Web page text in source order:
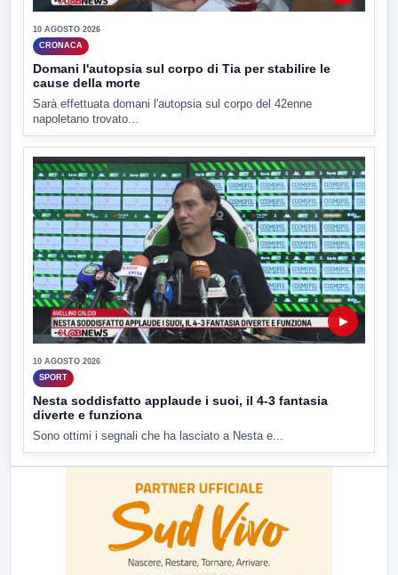
10 AGOSTO 2026
CRONACA
Domani l'autopsia sul corpo di Tia per stabilire le
cause della morte
Sarà effettuata domani l'autopsia sul corpo del 42enne
napoletano trovato...
▶
10 AGOSTO 2026
SPORT
Nesta soddisfatto applaude i suoi, il 4-3 fantasia
diverte e funziona
Sono ottimi i segnali che ha lasciato a Nesta e...